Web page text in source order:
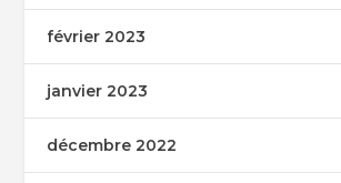
février 2023
janvier 2023
décembre 2022